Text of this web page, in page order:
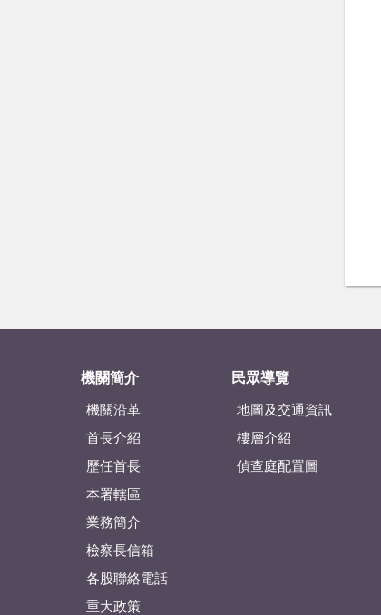
機關簡介
機關沿革
首長介紹
歷任首長
本署轄區
業務簡介
檢察長信箱
各股聯絡電話
重大政策
民眾導覽
地圖及交通資訊
樓層介紹
偵查庭配置圖